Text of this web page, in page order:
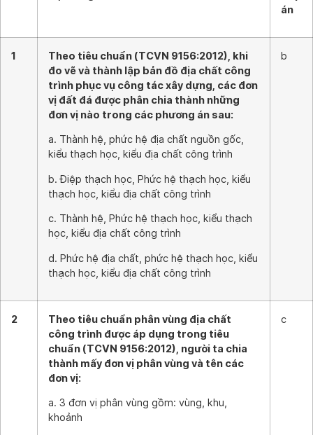
án
1
Theo tiêu chuẩn (TCVN 9156:2012), khi
đo vẽ và thành lập bản đồ địa chất công
trình phục vụ công tác xây dựng, các đơn
vị đất đá được phân chia thành những
đơn vị nào trong các phương án sau:
a. Thành hệ, phức hệ địa chất nguồn gốc,
kiểu thạch học, kiểu địa chất công trình
b. Điệp thạch học, Phức hệ thạch học, kiểu
thạch học, kiểu địa chất công trình
c. Thành hệ, Phức hệ thạch học, kiểu thạch
học, kiểu địa chất công trình
d. Phức hệ địa chất, phức hệ thạch học, kiểu
thạch học, kiểu địa chất công trình
b
2
Theo tiêu chuẩn phân vùng địa chất
công trình được áp dụng trong tiêu
chuẩn (TCVN 9156:2012), người ta chia
thành mấy đơn vị phân vùng và tên các
đơn vị:
a. 3 đơn vị phân vùng gồm: vùng, khu,
khoảnh
c